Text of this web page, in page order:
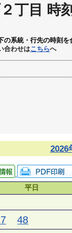
丁目 時
の系統・行先の時刻を
合わせはこちらへ
2026
平日
48